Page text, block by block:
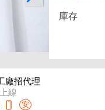
庫存
廠招代理
線
安